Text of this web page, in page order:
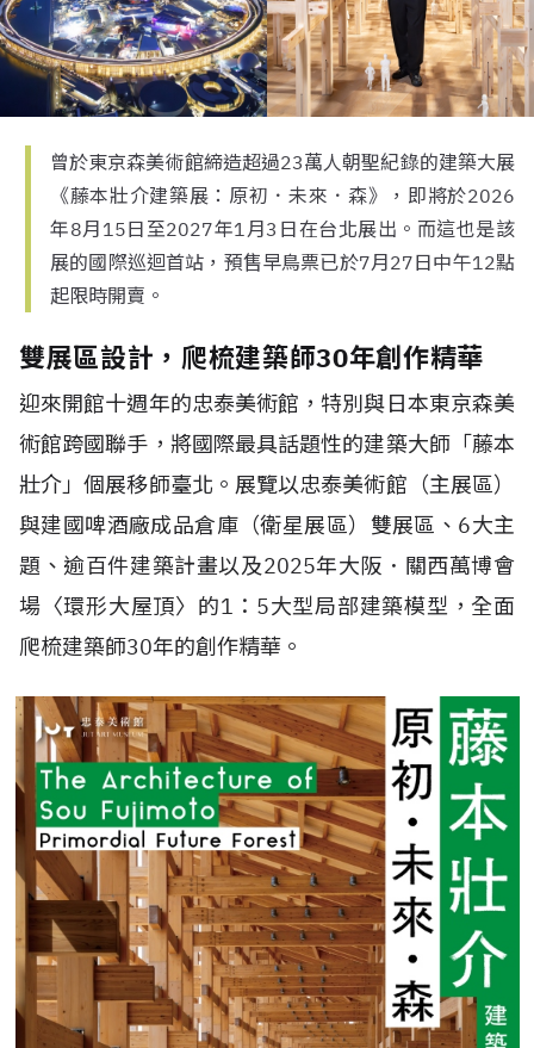
曾於東京森美術館締造超過23萬人朝聖紀錄的建築大展
《藤本壯介建築展：原初．未來．森》，即將於2026
年8月15日至2027年1月3日在台北展出。而這也是該
展的國際巡迴首站，預售早鳥票已於7月27日中午12點
起限時開賣。
雙展區設計，爬梳建築師30年創作精華
迎來開館十週年的忠泰美術館，特別與日本東京森美
術館跨國聯手，將國際最具話題性的建築大師「藤本
壯介」個展移師臺北。展覽以忠泰美術館（主展區）
與建國啤酒廠成品倉庫（衛星展區）雙展區、6大主
題、逾百件建築計畫以及2025年大阪．關西萬博會
場〈環形大屋頂〉的1：5大型局部建築模型，全面
爬梳建築師30年的創作精華。